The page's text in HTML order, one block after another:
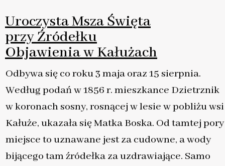
Uroczysta Msza Święta
przy Źródełku
Objawienia w Kałużach
Odbywa się co roku 3 maja oraz 15 sierpnia.
Według podań w 1856 r. mieszkance Dzietrznik
w koronach sosny, rosnącej w lesie w pobliżu wsi
Kałuże, ukazała się Matka Boska. Od tamtej pory
miejsce to uznawane jest za cudowne, a wody
bijącego tam źródełka za uzdrawiające. Samo